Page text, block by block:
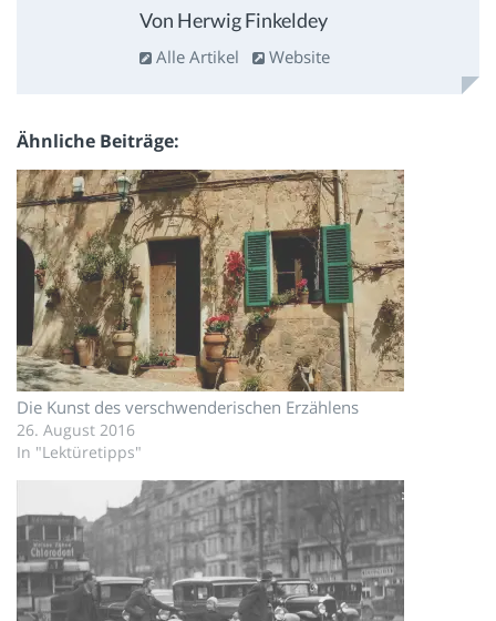
Von Herwig Finkeldey
Alle Artikel Website
Ähnliche Beiträge
Die Kunst des verschwenderischen Erzählens
26. August 2016
In "Lektüretipps"